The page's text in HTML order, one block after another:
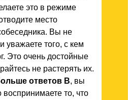
это в режиме
место
Вы не
уважаете того, с кем
Это очень достойные
не растерять их.
ответов В, вы
воспринимаете то, что